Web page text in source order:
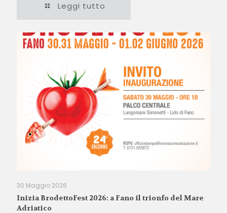
Leggi tutto
30 Maggio 2026
Inizia BrodettoFest 2026: a Fano il trionfo del Mare
Adriatico